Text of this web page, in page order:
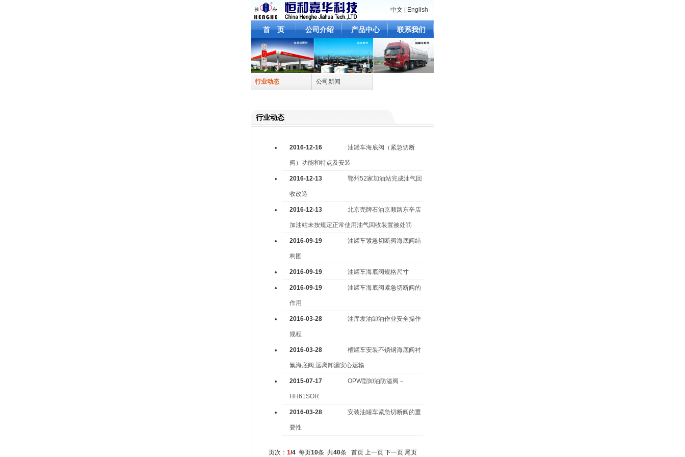
中文 English
首 页 公司介绍 产品中心 联系我们
行业动态 公司新闻
行业动态
2016-12-16 油罐车海底阀（紧急切断
阀）功能和特点及安装
2016-12-13 鄂州52家加油站完成油气回
收改造
2016-12-13 北京壳牌石油京顺路东辛店
加油站未按规定正常使用油气回收装置被处罚
2016-09-19 油罐车紧急切断阀海底阀结
构图
2016-09-19 油罐车海底阀规格尺寸
2016-09-19 油罐车海底阀紧急切断阀的
作用
2016-03-28 油库发油卸油作业安全操作
规程
2016-03-28 槽罐车安装不锈钢海底阀衬
氟海底阀,远离卸漏安心运输
2015-07-17 OPW型卸油防溢阀－
HH61SOR
2016-03-28 安装油罐车紧急切断阀的重
要性
页次： 1/4每页10条 共40条 首页上一页 下一页 尾页